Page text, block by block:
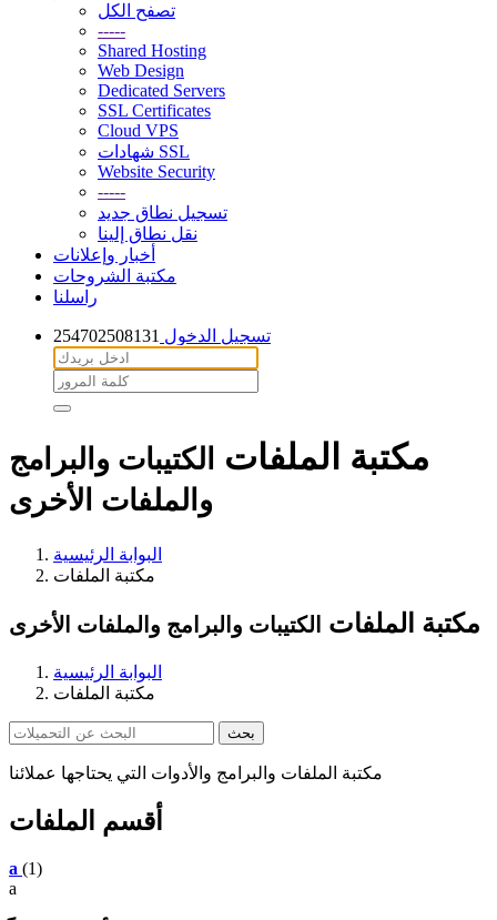
تصفح الكل
-----
Shared Hosting
Web Design
Dedicated Servers
SSL Certificates
Cloud VPS
شهادات SSL
Website Security
-----
تسجيل نطاق جديد
نقل نطاق إلينا
أخبار وإعلانات
مكتبة الشروحات
راسلنا
تسجيل الدخول 254702508131
مكتبة الملفات
الكتيبات والبرامج
والملفات الأخرى
البوابة الرئيسية
مكتبة الملفات
مكتبة الملفات الكتيبات والبرامج والملفات الأخرى
البوابة الرئيسية
مكتبة الملفات
مكتبة الملفات والبرامج والأدوات التي يحتاجها عملائنا
أقسم الملفات
a (1)
a